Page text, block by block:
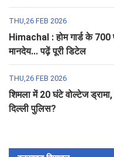
THU,26 FEB 2026
Himachal : होम गार्ड के 700
मानदेय... पढ़ें पूरी डिटेल
THU,26 FEB 2026
शिमला में 20 घंटे वोल्टेज
दिल्ली पुलिस?